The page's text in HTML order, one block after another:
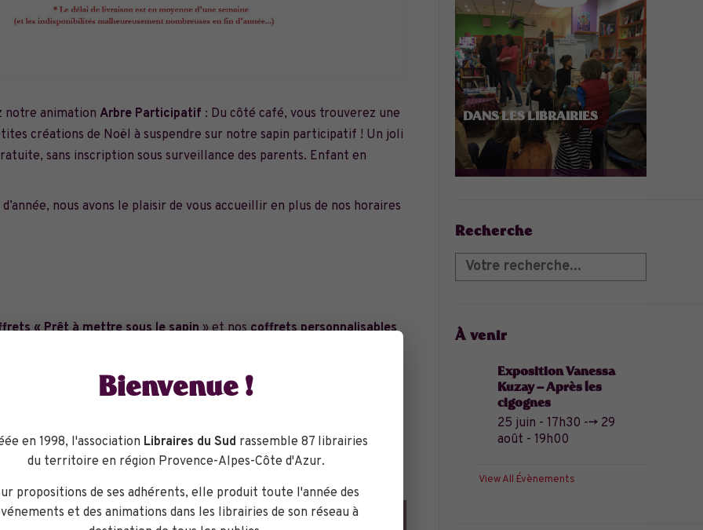
notre animationArbre Participatif : Du côté café, vous trouverez une
créations de Noël à suspendre sur notre sapin participatif ! Un joli
sans inscription sous surveillance des parents. Enfant en
nous avons le plaisir de vous accueillir en plus de nos horaires
« Prêt à mettre sous le sapin» et noscoffrets personnalisables
personnalisé et pertinent !
DANS LES LIBRAIRIES
Recherche
À venir
Exposition Vanessa
Kuzay – Après les
cigognes
25 juin - 17h30 --> 29
août - 19h00
View All Évènements
Bienvenue !
en 1998, l'association Libraires du Sud rassemble 87 librairies
du territoire en région Provence-Alpes-Côte d'Azur.
propositions de ses adhérents, elle produit toute l'année des
et des animations dans les librairies de son réseau à